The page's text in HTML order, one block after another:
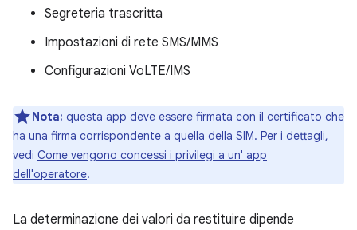
Segreteria trascritta
Impostazioni di rete SMS/MMS
Configurazioni VoLTE/IMS
Nota: questa app deve essere firmata con il certificato che
ha una firma corrispondente a quella della SIM. Per i dettagli,
vedi Come vengono concessi i privilegi a un' app
dell'operatore.
La determinazione dei valori da restituire dipende